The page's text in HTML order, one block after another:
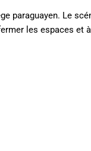
paraguayen. Le
les espaces et